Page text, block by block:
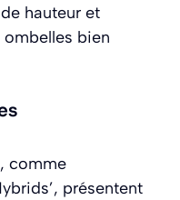
hauteur et
bien
comme
, présentent